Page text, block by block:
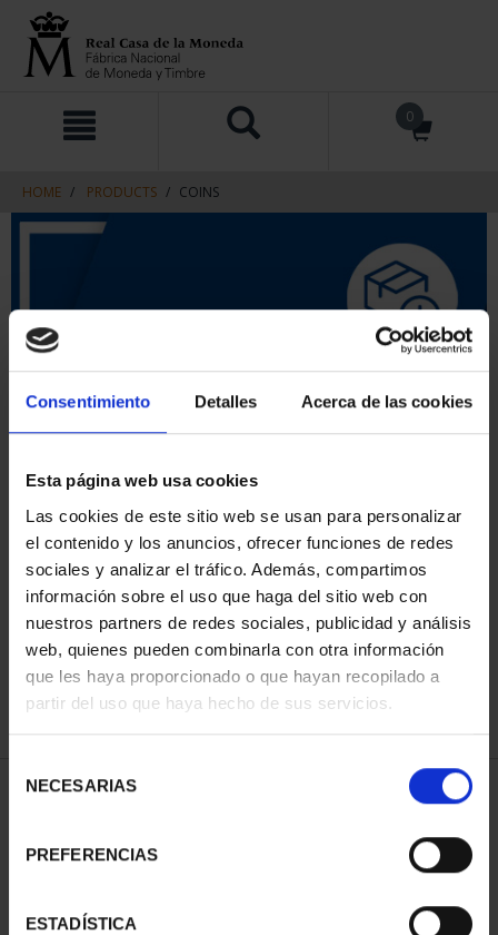
Consentimiento Detalles Acerca de las cookies
Esta página web usa cookies
Las cookies de este sitio web se usan para personalizar
el contenido y los anuncios, ofrecer funciones de redes
sociales y analizar el tráfico. Además, compartimos
información sobre el uso que haga del sitio web con
nuestros partners de redes sociales, publicidad y análisis
web, quienes pueden combinarla con otra información
que les haya proporcionado o que hayan recopilado a
partir del uso que haya hecho de sus servicios.
NECESARIAS
PREFERENCIAS
ESTADÍSTICA
navigation
0
HOME PRODUCTS COINS
SORT BY:
REFINE
2 Products found